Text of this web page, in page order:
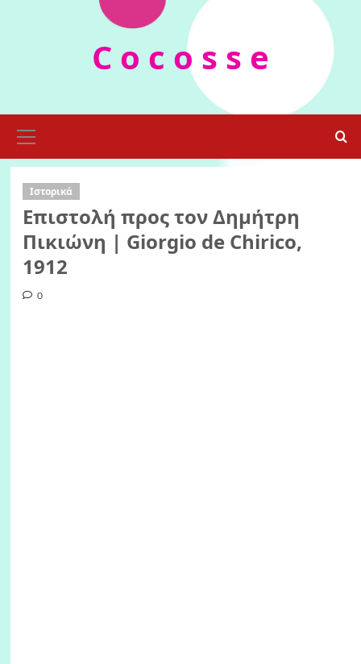
C o c o s s e
Menu
Ιστορικά
Επιστολή προς τον Δημήτρη
Πικιώνη | Giorgio de Chirico,
1912
0